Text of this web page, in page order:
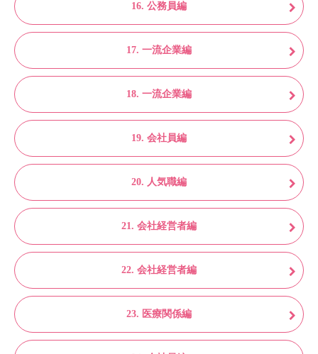
16. 公務員編
17. 一流企業編
18. 一流企業編
19. 会社員編
20. 人気職編
21. 会社経営者編
22. 会社経営者編
23. 医療関係編